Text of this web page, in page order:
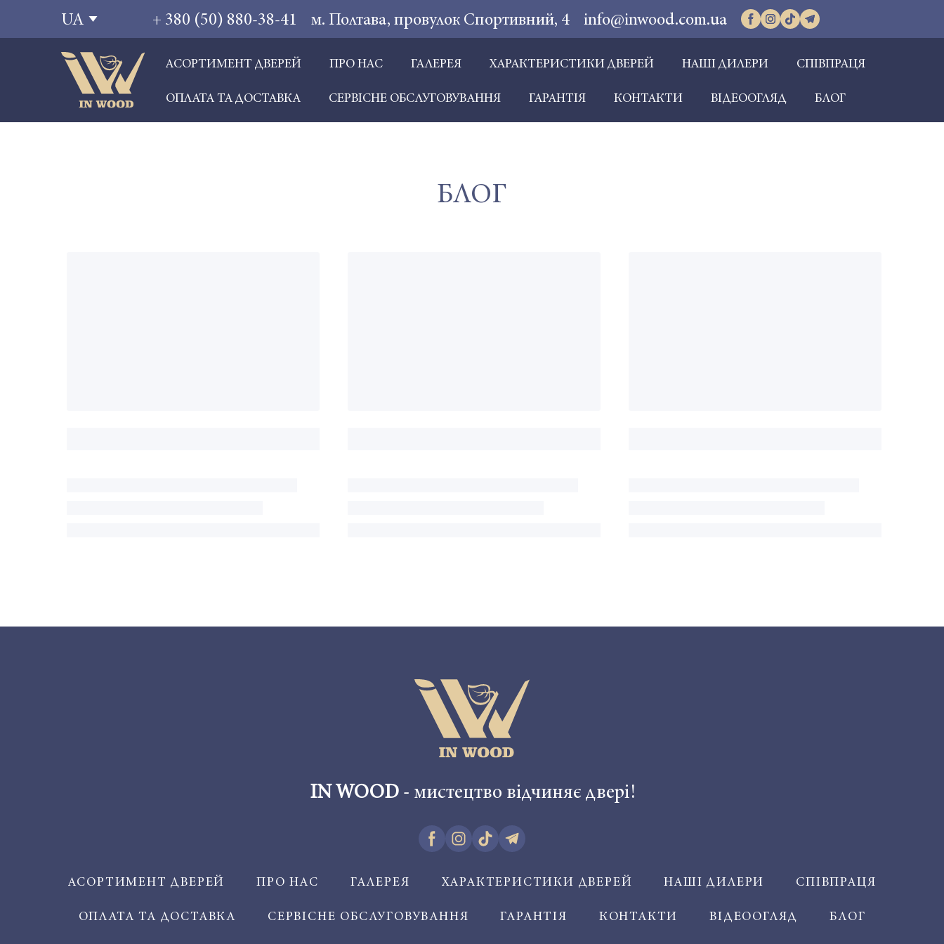
UA + 380 (50) 880-38-41 м. Полтава, провулок Спортивний, 4 info@inwood.com.ua
АСОРТИМЕНТ ДВЕРЕЙ ПРО НАС ГАЛЕРЕЯ ХАРАКТЕРИСТИКИ ДВЕРЕЙ НАШІ ДИЛЕРИ СПІВПРАЦЯ
ОПЛАТА ТА ДОСТАВКА СЕРВІСНЕ ОБСЛУГОВУВАННЯ ГАРАНТІЯ КОНТАКТИ ВІДЕООГЛЯД БЛОГ
БЛОГ
IN WOOD- мистецтво відчиняє двері!
АСОРТИМЕНТ ДВЕРЕЙ ПРО НАС ГАЛЕРЕЯ ХАРАКТЕРИСТИКИ ДВЕРЕЙ НАШІ ДИЛЕРИ СПІВПРАЦЯ
ОПЛАТА ТА ДОСТАВКА СЕРВІСНЕ ОБСЛУГОВУВАННЯ ГАРАНТІЯ КОНТАКТИ ВІДЕООГЛЯД БЛОГ